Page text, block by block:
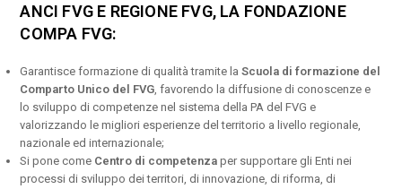
ANCI FVG E REGIONE FVG, LA FONDAZIONE
COMPA FVG:
Garantisce formazione di qualità tramite laScuola di formazione del
Comparto Unico del FVG, favorendo la diffusione di conoscenze e
lo sviluppo di competenze nel sistema della PA del FVG e
valorizzando le migliori esperienze del territorio a livello regionale,
nazionale ed internazionale;
Si pone come Centro di competenza per supportare gli Enti nei
processi di sviluppo dei territori, di innovazione, di riforma, di